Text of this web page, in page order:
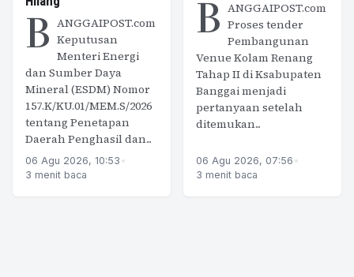
B ANGGAIPOST.com
Keputusan
Menteri Energi
dan Sumber Daya
Mineral (ESDM) Nomor
157.K/KU.01/MEM.S/2026
tentang Penetapan
Daerah Penghasil dan...
06 Agu 2026, 10:53 •
3 menit baca
B ANGGAIPOST.com
Proses tender
Pembangunan
Venue Kolam Renang
Tahap II di Ksabupaten
Banggai menjadi
pertanyaan setelah
ditemukan...
06 Agu 2026, 07:56 •
3 menit baca